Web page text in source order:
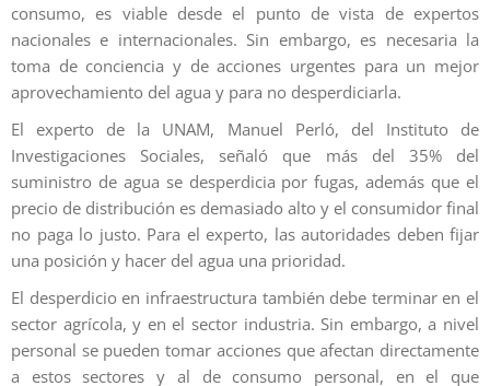
consumo, es viable desde el punto de vista de expertos
nacionales e internacionales. Sin embargo, es necesaria la
toma de conciencia y de acciones urgentes para un mejor
aprovechamiento del agua y para no desperdiciarla.
El experto de la UNAM, Manuel Perló, del Instituto de
Investigaciones Sociales, señaló que más del 35% del
suministro de agua se desperdicia por fugas, además que el
precio de distribución es demasiado alto y el consumidor final
no paga lo justo. Para el experto, las autoridades deben fijar
una posición y hacer del agua una prioridad.
El desperdicio en infraestructura también debe terminar en el
sector agrícola, y en el sector industria. Sin embargo, a nivel
personal se pueden tomar acciones que afectan directamente
a estos sectores y al de consumo personal, en el que